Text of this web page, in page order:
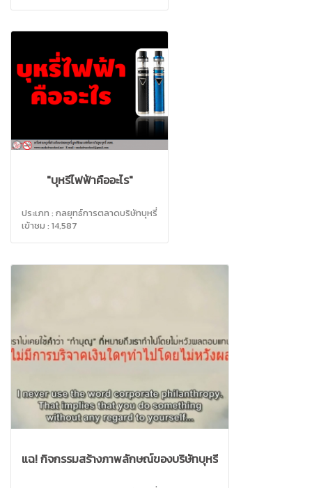
"บุหรี่ไฟฟ้าคืออะไร"
ประเภท : กลยุทธ์การตลาดบริษัทบุหรี่
เข้าชม : 14,587
แฉ! กิจกรรมสร้างภาพลักษณ์ของบริษัทบุหรี่